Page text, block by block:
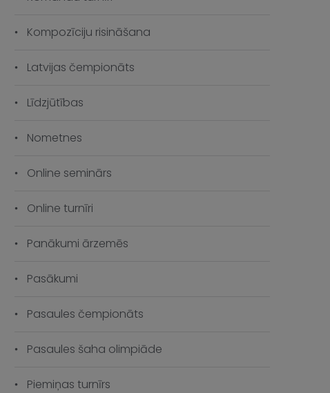
Kompozīciju risināšana
Latvijas čempionāts
Līdzjūtības
Nometnes
Online seminārs
Online turnīri
Panākumi ārzemēs
Pasākumi
Pasaules čempionāts
Pasaules šaha olimpiāde
Piemiņas turnīrs